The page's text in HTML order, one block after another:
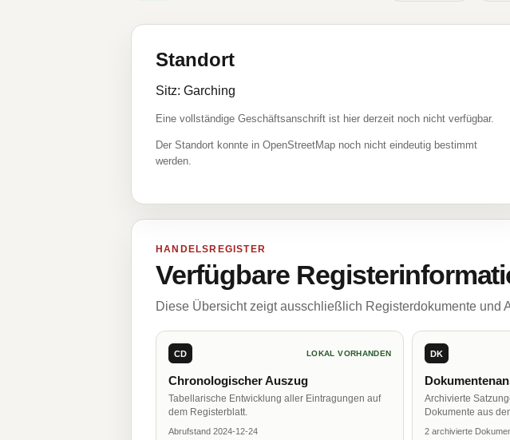
Standort
Sitz: Garching
Eine vollständige Geschäftsanschrift ist hier derzeit noch nicht verfügbar.
Der Standort konnte in OpenStreetMap noch nicht eindeutig bestimmt
werden.
HANDELSREGISTER
Verfügbare
Diese Übersicht zeigt ausschließlich Registerdokumente und
CD LOKAL VORHANDEN
Chronologischer Auszug
Tabellarische Entwicklung aller Eintragungen auf
dem Registerblatt.
Abrufstand 2024-12-24
DK
Archivierte
Dokumente aus
2 archivierte